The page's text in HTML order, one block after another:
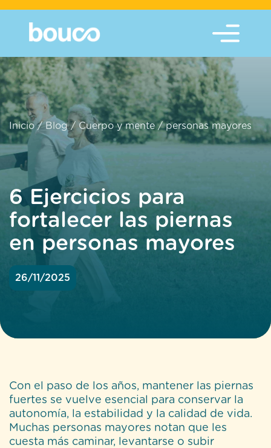
Inicio/Blog/ Cuerpo y mente /personas mayores
6 Ejercicios para
fortalecer las piernas
en personas mayores
26/11/2025
Con el paso de los años, mantener las piernas
fuertes se vuelve esencial para conservar la
autonomía, la estabilidad y la calidad de vida.
Muchas personas mayores notan que les
cuesta más caminar, levantarse o subir